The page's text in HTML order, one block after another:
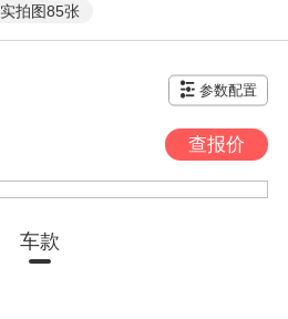
实拍图85张
参数配置
查报价
车款